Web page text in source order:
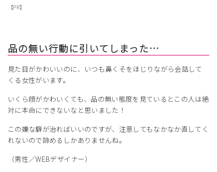
【PR】
品の無い行動に引いてしまった…
見た目がかわいいのに、いつも鼻くそをほじりながら会話して
くる女性がいます。
いくら顔がかわいくても、品の無い態度を見ているとこの人は絶
対に本命にできないなと思いました！
この嫌な癖が治ればいいのですが、注意してもなかなか直してく
れないので諦めるしかありませんね。
（男性／WEBデザイナー）